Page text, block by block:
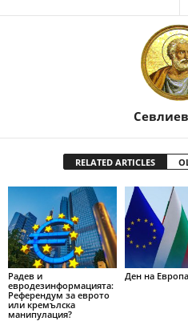
RELATED ARTICLES
Радев и
евродезинформацията:
Референдум за еврото
или кремълска
манипулация?
Ден на